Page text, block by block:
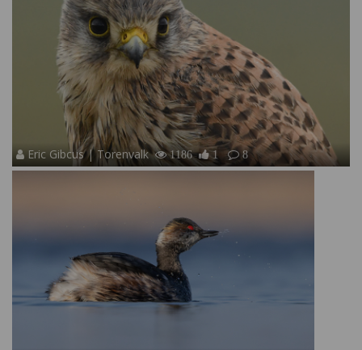
Eric Gibcus | Torenvalk 1186 1 8